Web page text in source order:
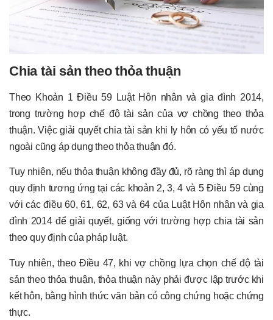
Chia tài sản theo thỏa thuận
Theo Khoản 1 Điều 59 Luật Hôn nhân và gia đình 2014,
trong trường hợp chế độ tài sản của vợ chồng theo thỏa
thuận. Việc giải quyết chia tài sản khi ly hôn có yếu tố nước
ngoài cũng áp dụng theo thỏa thuận đó.
Tuy nhiên, nếu thỏa thuận không đầy đủ, rõ ràng thì áp dụng
quy định tương ứng tại các khoản 2, 3, 4 và 5 Điều 59 cùng
với các điều 60, 61, 62, 63 và 64 của Luật Hôn nhân và gia
đình 2014 để giải quyết, giống với trường hợp chia tài sản
theo quy định của pháp luật.
Tuy nhiên, theo Điều 47, khi vợ chồng lựa chọn chế độ tài
sản theo thỏa thuận, thỏa thuận này phải được lập trước khi
kết hôn, bằng hình thức văn bản có công chứng hoặc chứng
thực.